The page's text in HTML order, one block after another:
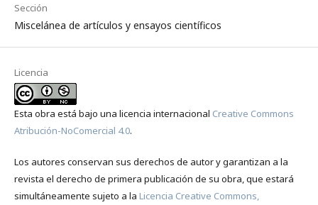
Sección
Miscelánea de artículos y ensayos científicos
Licencia
Esta obra está bajo una licencia internacional Creative Commons
Atribución-NoComercial 4.0.
Los autores conservan sus derechos de autor y garantizan a la
revista el derecho de primera publicación de su obra, que estará
simultáneamente sujeto a la Licencia Creative Commons,